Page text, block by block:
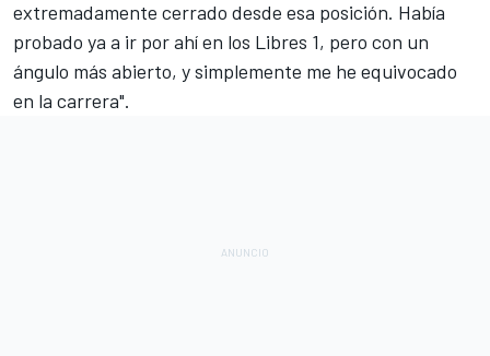
extremadamente cerrado desde esa posición. Había
probado ya a ir por ahí en los Libres 1, pero con un
ángulo más abierto, y simplemente me he equivocado
en la carrera".